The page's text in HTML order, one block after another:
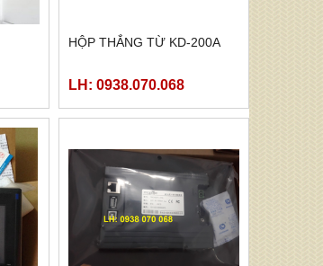
HỘP THẮNG TỪ KD-200A
LH: 0938.070.068